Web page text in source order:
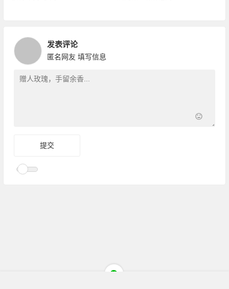
发表评论
匿名网友 填写信息